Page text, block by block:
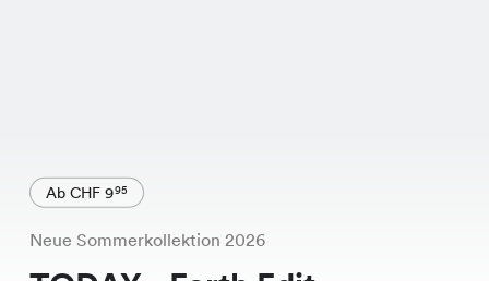
Ab CHF 995
Neue Sommerkollektion 2026